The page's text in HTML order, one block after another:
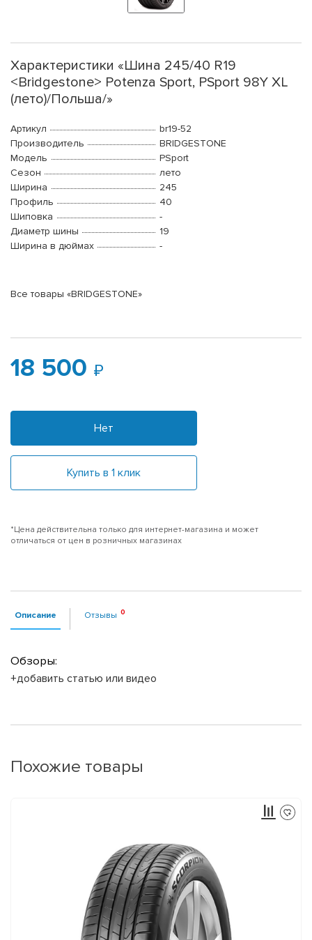
Характеристики «Шина 245/40 R19
<Bridgestone> Potenza Sport, PSport 98Y XL
(лето)/Польша/»
Артикул
br19-52
Производитель
BRIDGESTONE
Модель
PSport
Сезон
лето
Ширина
245
Профиль
40
Шиповка
-
Диаметр шины
19
Ширина в дюймах
-
Все товары «BRIDGESTONE»
18 500
Нет
Купить в 1 клик
*Цена действительна только для интернет-магазина и может
отличаться от цен в розничных магазинах
Описание Отзывы
Обзоры:
+добавить статью или видео
Похожие товары